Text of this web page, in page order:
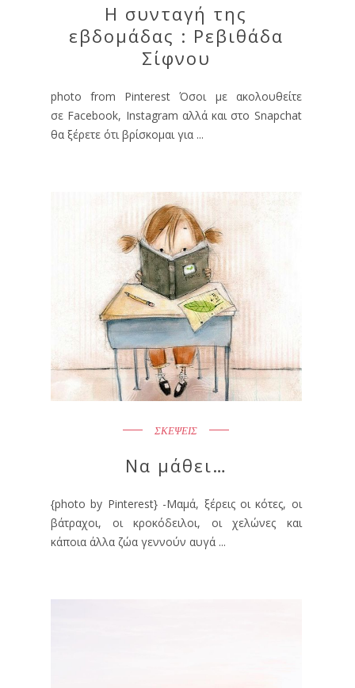
Η συνταγή της
εβδομάδας : Ρεβιθάδα
Σίφνου
photo from Pinterest Όσοι με ακολουθείτε
σε Facebook, Instagram αλλά και στο Snapchat
θα ξέρετε ότι βρίσκομαι για ...
ΣΚΕΨΕΙΣ
Να μάθει…
{photo by Pinterest} -Μαμά, ξέρεις οι κότες, οι
βάτραχοι, οι κροκόδειλοι, οι χελώνες και
κάποια άλλα ζώα γεννούν αυγά ...